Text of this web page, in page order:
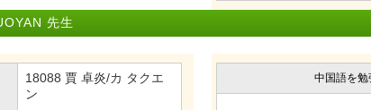
先生
18088 賈 卓炎/カ タクエ
ン
中国語を勉